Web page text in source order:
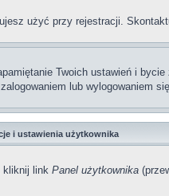
użyć przy rejestracji.
Twoich ustawień i
lub wylogowaniem
i ustawienia użytkownika
kliknij link Panel użytkownika